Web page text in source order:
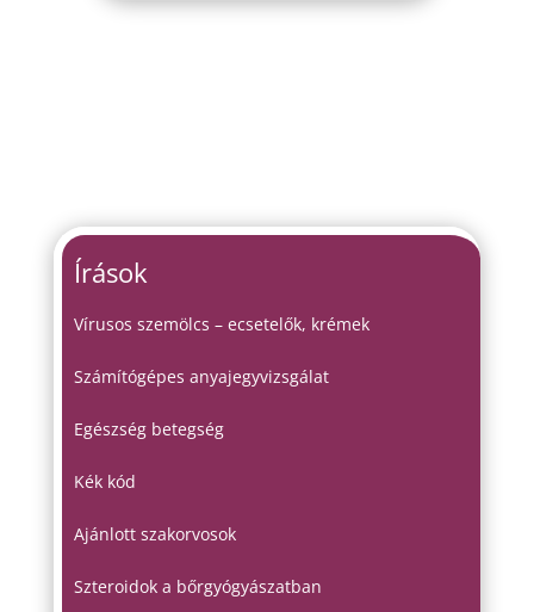
Írások
Vírusos szemölcs – ecsetelők, krémek
Számítógépes anyajegyvizsgálat
Egészség betegség
Kék kód
Ajánlott szakorvosok
Szteroidok a bőrgyógyászatban